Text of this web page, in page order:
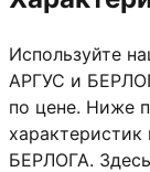
Используйте
АРГУС и
по цене. Ниже
БЕРЛОГА.